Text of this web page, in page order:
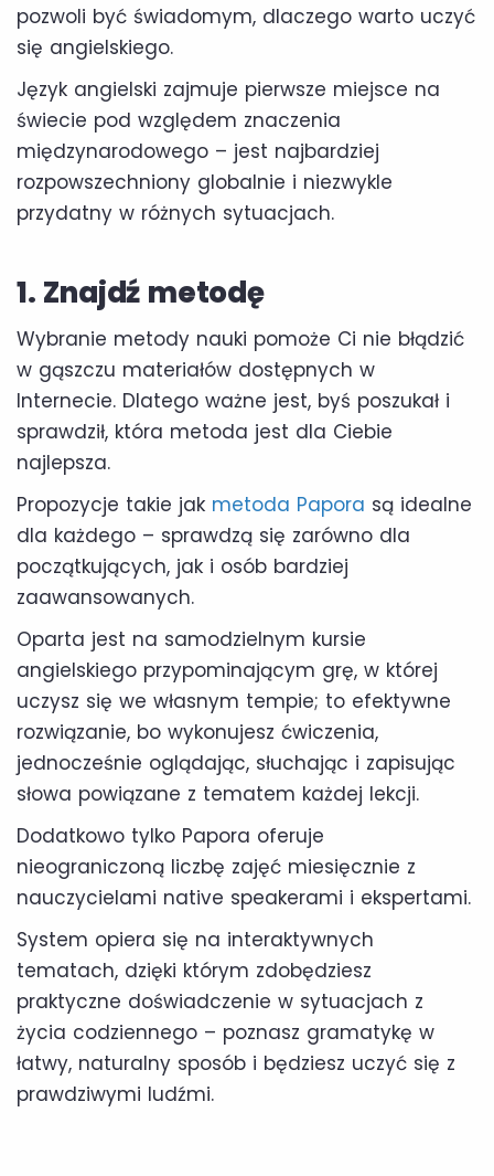
pozwoli być świadomym, dlaczego warto uczyć
się angielskiego.
Język angielski zajmuje pierwsze miejsce na
świecie pod względem znaczenia
międzynarodowego – jest najbardziej
rozpowszechniony globalnie i niezwykle
przydatny w różnych sytuacjach.
1. Znajdź metodę
Wybranie metody nauki pomoże Ci nie błądzić
w gąszczu materiałów dostępnych w
Internecie. Dlatego ważne jest, byś poszukał i
sprawdził, która metoda jest dla Ciebie
najlepsza.
Propozycje takie jak metoda Papora są idealne
dla każdego – sprawdzą się zarówno dla
początkujących, jak i osób bardziej
zaawansowanych.
Oparta jest na samodzielnym kursie
angielskiego przypominającym grę, w której
uczysz się we własnym tempie; to efektywne
rozwiązanie, bo wykonujesz ćwiczenia,
jednocześnie oglądając, słuchając i zapisując
słowa powiązane z tematem każdej lekcji.
Dodatkowo tylko Papora oferuje
nieograniczoną liczbę zajęć miesięcznie z
nauczycielami native speakerami i ekspertami.
System opiera się na interaktywnych
tematach, dzięki którym zdobędziesz
praktyczne doświadczenie w sytuacjach z
życia codziennego – poznasz gramatykę w
łatwy, naturalny sposób i będziesz uczyć się z
prawdziwymi ludźmi.